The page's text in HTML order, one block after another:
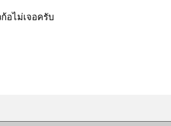
อไม่เจอครับ